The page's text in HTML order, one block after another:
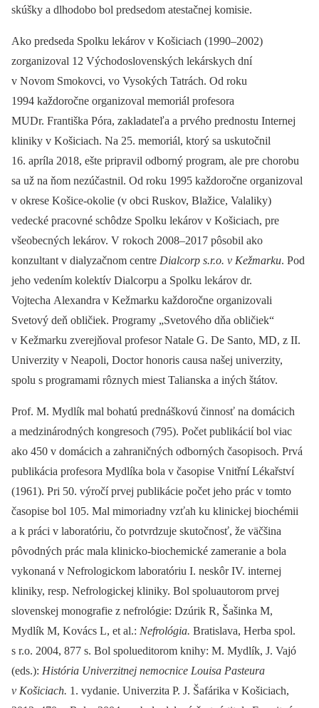
skúšky a dlhodobo bol predsedom atestačnej komisie.
Ako predseda Spolku lekárov v Košiciach (1990–2002)
zorganizoval 12 Východoslovenských lekárskych dní
v Novom Smokovci, vo Vysokých Tatrách. Od roku
1994 každoročne organizoval memoriál profesora
MUDr. Františka Póra, zakladateľa a prvého prednostu Internej
kliniky v Košiciach. Na 25. memoriál, ktorý sa uskutočnil
16. apríla 2018, ešte pripravil odborný program, ale pre chorobu
sa už na ňom nezúčastnil. Od roku 1995 každoročne organizoval
v okrese Košice-okolie (v obci Ruskov, Blažice, Valaliky)
vedecké pracovné schôdze Spolku lekárov v Košiciach, pre
všeobecných lekárov. V rokoch 2008–2017 pôsobil ako
konzultant v dialyzačnom centre Dialcorp s.r.o. v Kežmarku. Pod
jeho vedením kolektív Dialcorpu a Spolku lekárov dr.
Vojtecha Alexandra v Kežmarku každoročne organizovali
Svetový deň obličiek. Programy „Svetového dňa obličiek“
v Kežmarku zverejňoval profesor Natale G. De Santo, MD, z II.
Univerzity v Neapoli, Doctor honoris causa našej univerzity,
spolu s programami rôznych miest Talianska a iných štátov.
Prof. M. Mydlík mal bohatú prednáškovú činnosť na domácich
a medzinárodných kongresoch (795). Počet publikácií bol viac
ako 450 v domácich a zahraničných odborných časopisoch. Prvá
publikácia profesora Mydlíka bola v časopise Vnitřní Lékařství
(1961). Pri 50. výročí prvej publikácie počet jeho prác v tomto
časopise bol 105. Mal mimoriadny vzťah ku klinickej biochémii
a k práci v laboratóriu, čo potvrdzuje skutočnosť, že väčšina
pôvodných prác mala klinicko-biochemické zameranie a bola
vykonaná v Nefrologickom laboratóriu I. neskôr IV. internej
kliniky, resp. Nefrologickej kliniky. Bol spoluautorom prvej
slovenskej monografie z nefrológie: Dzúrik R, Šašinka M,
Mydlík M, Kovács L, et al.: Nefrológia. Bratislava, Herba spol.
s r.o. 2004, 877 s. Bol spolueditorom knihy: M. Mydlík, J. Vajó
(eds.): História Univerzitnej nemocnice Louisa Pasteura
v Košiciach. 1. vydanie. Univerzita P. J. Šafárika v Košiciach,